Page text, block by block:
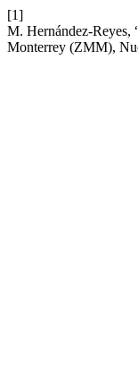
[1]
M. Hernández-Reyes,
Monterrey (ZMM),